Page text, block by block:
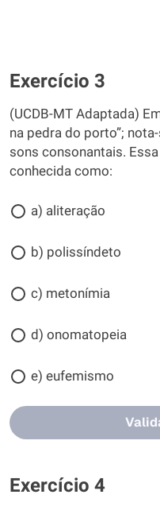
Exercício 3
(UCDB-MT Adaptada)
na pedra do porto”;
sons consonantais.
conhecida como:
a) aliteração
b) polissíndeto
c) metonímia
d) onomatopeia
e) eufemismo
Exercício 4